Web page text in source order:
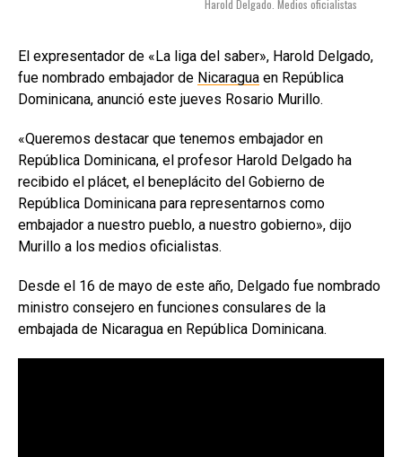
Harold Delgado. Medios oficialistas
El expresentador de «La liga del saber», Harold Delgado,
fue nombrado embajador de Nicaragua en República
Dominicana, anunció este jueves Rosario Murillo.
«Queremos destacar que tenemos embajador en
República Dominicana, el profesor Harold Delgado ha
recibido el plácet, el beneplácito del Gobierno de
República Dominicana para representarnos como
embajador a nuestro pueblo, a nuestro gobierno», dijo
Murillo a los medios oficialistas.
Desde el 16 de mayo de este año, Delgado fue nombrado
ministro consejero en funciones consulares de la
embajada de Nicaragua en República Dominicana.